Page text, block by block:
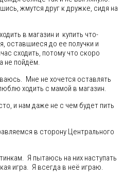
жмутся друг к дружке, сидя на
в магазин и купить что-
оставшиеся до ее получки и
сходить, потому что скоро
не пойдём.
Мне не хочется оставлять
ходить с мамой в магазин.
и нам даже не с чем будет пить
в сторону Центрального
Я пытаюсь на них наступать
игра. Я всегда в неё играю.